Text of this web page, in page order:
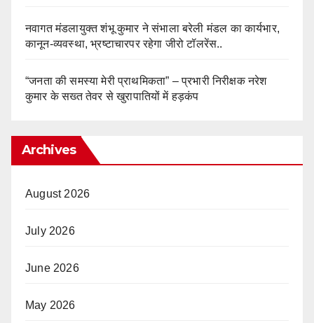
नवागत मंडलायुक्त शंभू कुमार ने संभाला बरेली मंडल का कार्यभार,
कानून-व्यवस्था, भ्रष्टाचारपर रहेगा जीरो टॉलरेंस..
“जनता की समस्या मेरी प्राथमिकता” – प्रभारी निरीक्षक नरेश
कुमार के सख्त तेवर से खुरापातियों में हड़कंप
Archives
August 2026
July 2026
June 2026
May 2026